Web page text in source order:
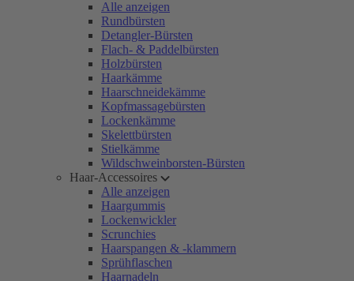
Alle anzeigen
Rundbürsten
Detangler-Bürsten
Flach- & Paddelbürsten
Holzbürsten
Haarkämme
Haarschneidekämme
Kopfmassagebürsten
Lockenkämme
Skelettbürsten
Stielkämme
Wildschweinborsten-Bürsten
Haar-Accessoires
Alle anzeigen
Haargummis
Lockenwickler
Scrunchies
Haarspangen & -klammern
Sprühflaschen
Haarnadeln